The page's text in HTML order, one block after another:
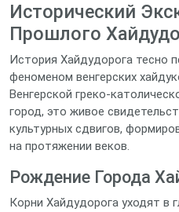
Исторический
Прошлого
История Хайдудорога тесно
феноменом венгерских
Венгерской греко-
город, это живое
культурных сдвигов,
на протяжении веков.
Рождение Города
Корни Хайдудорога уходят в